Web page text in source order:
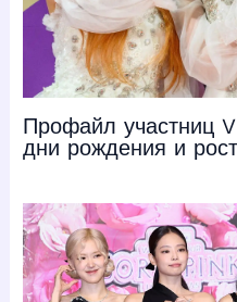
Профайл участниц
дни рождения и рост